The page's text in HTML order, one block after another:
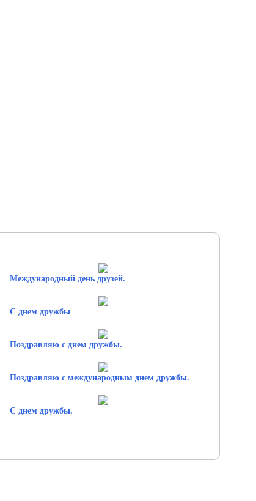
Международный день друзей.
С днем дружбы
Поздравляю с днем дружбы.
Поздравляю с международным днем дружбы.
С днем дружбы.